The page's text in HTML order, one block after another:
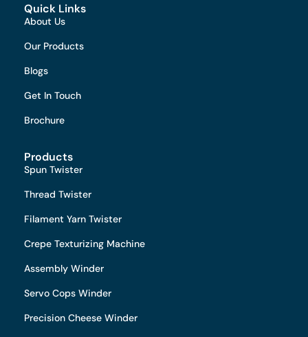
Quick Links
About Us
Our Products
Blogs
Get In Touch
Brochure
Products
Spun Twister
Thread Twister
Filament Yarn Twister
Crepe Texturizing Machine
Assembly Winder
Servo Cops Winder
Precision Cheese Winder